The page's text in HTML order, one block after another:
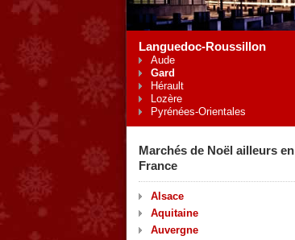
Languedoc-Roussillon
Aude
Gard
Hérault
Lozère
Pyrénées-Orientales
Marchés de Noël ailleurs en
France
Alsace
Aquitaine
Auvergne